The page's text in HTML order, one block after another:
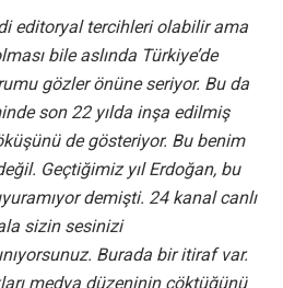
editoryal tercihleri olabilir ama
bile aslında Türkiye’de
gözler önüne seriyor. Bu da
son 22 yılda inşa edilmiş
de gösteriyor. Bu benim
Geçtiğimiz yıl Erdoğan, bu
demişti. 24 kanal canlı
sizin sesinizi
Burada bir itiraf var.
medya düzeninin çöktüğünü